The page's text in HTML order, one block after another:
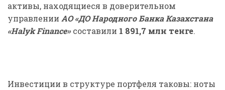
активы, находящиеся в доверительном
управлении АО «ДО Народного Банка Казахстана
«Halyk Finance»составили 1 891,7 млн тенге.
Инвестиции в структуре портфеля таковы: ноты